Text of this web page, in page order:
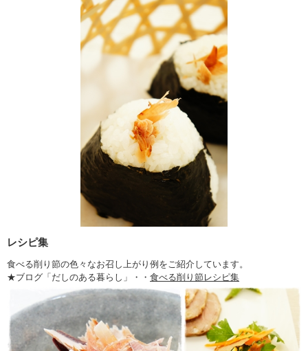
レシピ集
食べる削り節の色々なお召し上がり例をご紹介しています。
★ブログ「だしのある暮らし」・・ 食べる削り節レシピ集